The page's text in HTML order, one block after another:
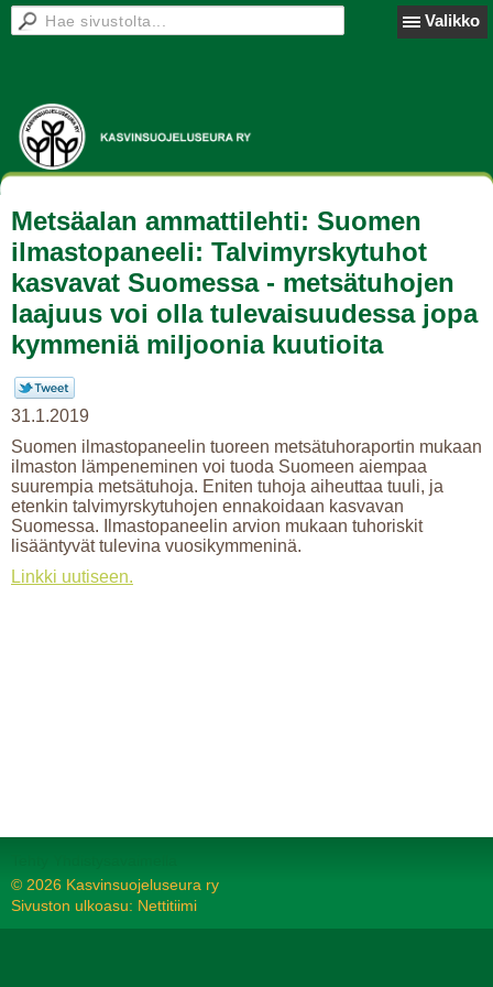
Valikko
Metsäalan ammattilehti: Suomen
ilmastopaneeli: Talvimyrskytuhot
kasvavat Suomessa - metsätuhojen
laajuus voi olla tulevaisuudessa jopa
kymmeniä miljoonia kuutioita
31.1.2019
Suomen ilmastopaneelin tuoreen metsätuhoraportin mukaan
ilmaston lämpeneminen voi tuoda Suomeen aiempaa
suurempia metsätuhoja. Eniten tuhoja aiheuttaa tuuli, ja
etenkin talvimyrskytuhojen ennakoidaan kasvavan
Suomessa. Ilmastopaneelin arvion mukaan tuhoriskit
lisääntyvät tulevina vuosikymmeninä.
Linkki uutiseen.
© 2026 Kasvinsuojeluseura ry
Sivuston ulkoasu: Nettitiimi